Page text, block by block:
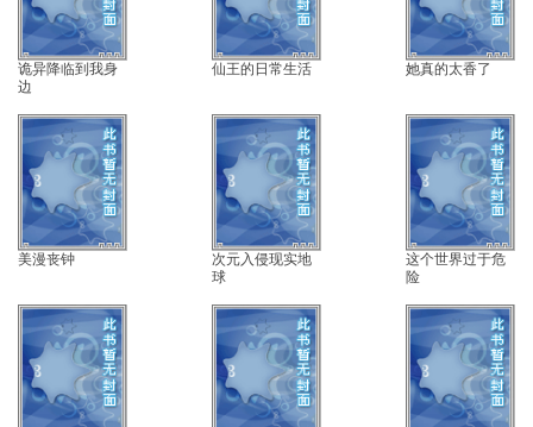
诡异降临到我身
边
仙王的日常生活 她真的太香了
美漫丧钟
次元入侵现实地
球
这个世界过于危
险